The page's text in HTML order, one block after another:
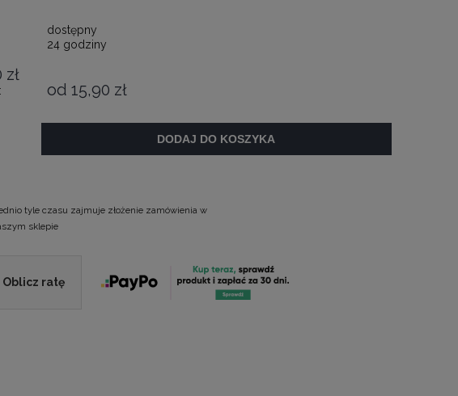
dostępny
24 godziny
zł
od 15,90 zł
DODAJ DO KOSZYKA
tyle czasu zajmuje złożenie zamówienia w
sklepie
Oblicz ratę